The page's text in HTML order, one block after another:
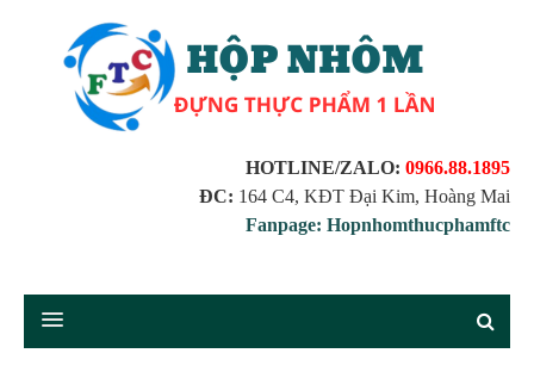
HOTLINE/ZALO: 0966.88.1895
ĐC: 164 C4, KĐT Đại Kim, Hoàng Mai
Fanpage: Hopnhomthucphamftc